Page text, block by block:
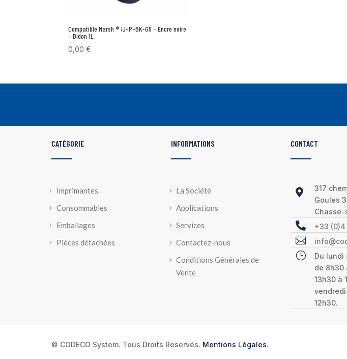
Compatible Marsh ® IJ-P-BK-G5 – Encre noire
– Bidon 1L
0,00€
CATÉGORIE
Imprimantes
Consommables
Emballages
Pièces détachées
INFORMATIONS
La Société
Applications
Services
Contactez-nous
Conditions Générales de
Vente
CONTACT

317
Goules
Chasse-
 +33

}
Du lundi
de 8h30
13h30 à
12h30.
© CODECO System. Tous Droits Reservés. Mentions Légales.